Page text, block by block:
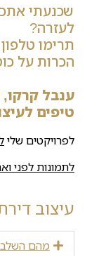
שכנעתי
לעזרה?
תרימו
הכרות על
ענבל קרקו,
טיפים
לפרויקטים שלי
לתמונות לפני
עיצוב
מהם